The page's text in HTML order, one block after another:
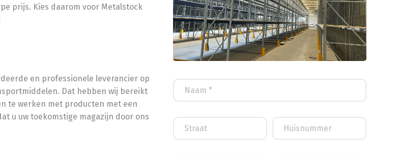
prijs. Kies daarom voor Metalstock
en professionele leverancier op
Dat hebben wij bereikt
te werken met producten met een
u uw toekomstige magazijn door ons